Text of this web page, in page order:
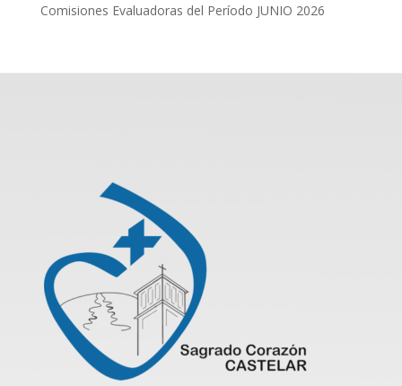
Comisiones Evaluadoras del Período JUNIO 2026